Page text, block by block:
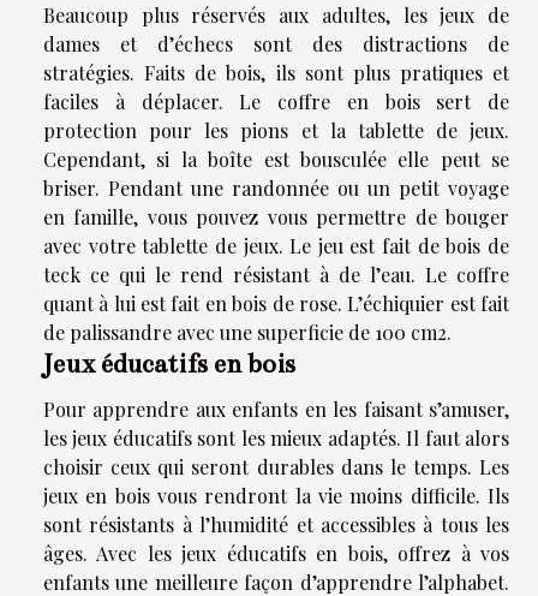
Beaucoup plus réservés aux adultes, les jeux de
dames et d’échecs sont des distractions de
stratégies. Faits de bois, ils sont plus pratiques et
faciles à déplacer. Le coffre en bois sert de
protection pour les pions et la tablette de jeux.
Cependant, si la boîte est bousculée elle peut se
briser. Pendant une randonnée ou un petit voyage
en famille, vous pouvez vous permettre de bouger
avec votre tablette de jeux. Le jeu est fait de bois de
teck ce qui le rend résistant à de l’eau. Le coffre
quant à lui est fait en bois de rose. L’échiquier est fait
de palissandre avec une superficie de 100 cm2.
Jeux éducatifs en bois
Pour apprendre aux enfants en les faisant s’amuser,
les jeux éducatifs sont les mieux adaptés. Il faut alors
choisir ceux qui seront durables dans le temps. Les
jeux en bois vous rendront la vie moins difficile. Ils
sont résistants à l’humidité et accessibles à tous les
âges. Avec les jeux éducatifs en bois, offrez à vos
enfants une meilleure façon d’apprendre l’alphabet.